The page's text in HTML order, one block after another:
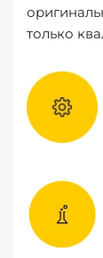
только